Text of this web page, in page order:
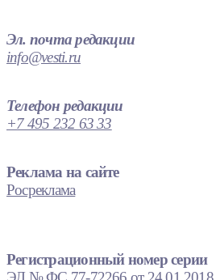
Эл. почта редакции
info@vesti.ru
Телефон редакции
+7 495 232 63 33
Реклама на сайте
Росреклама
Регистрационный номер серии